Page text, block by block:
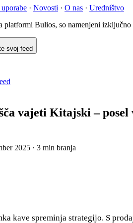
· Novosti · O nas · Uredništvo
platformi Bulios, so namenjeni
svoj feed
vajeti Kitajski –
2025 · 3 min branja
kave spreminja strategijo. S